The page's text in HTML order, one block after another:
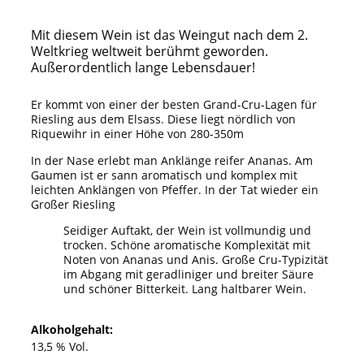
Mit diesem Wein ist das Weingut nach dem 2.
Weltkrieg weltweit berühmt geworden.
Außerordentlich lange Lebensdauer!
Er kommt von einer der besten Grand-Cru-Lagen für
Riesling aus dem Elsass. Diese liegt nördlich von
Riquewihr in einer Höhe von 280-350m
In der Nase erlebt man Anklänge reifer Ananas. Am
Gaumen ist er sann aromatisch und komplex mit
leichten Anklängen von Pfeffer. In der Tat wieder ein
Großer Riesling
Seidiger Auftakt, der Wein ist vollmundig und
trocken. Schöne aromatische Komplexität mit
Noten von Ananas und Anis. Große Cru-Typizität
im Abgang mit geradliniger und breiter Säure
und schöner Bitterkeit. Lang haltbarer Wein.
Alkoholgehalt:
13,5 % Vol.